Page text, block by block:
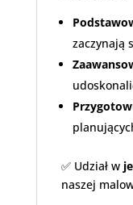
zaczynają
✅ Udział w
naszej